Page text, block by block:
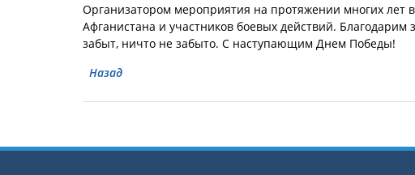
Организатором мероприятия на протяжении многих лет
Афганистана и участников боевых действий.
забыт, ничто не забыто. С наступающим Днем Победы!
Назад